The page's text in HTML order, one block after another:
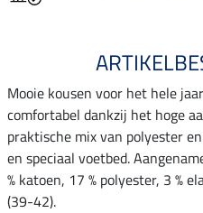
Mooie kousen voor het hele
comfortabel dankzij het hoge
praktische mix van polyester
en speciaal voetbed.
% katoen, 17 % polyester, 3 %
(39-42).